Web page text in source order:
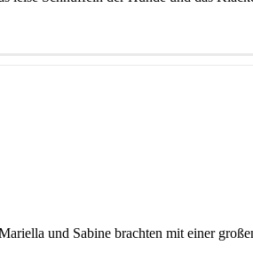
und Sabine brachten mit einer